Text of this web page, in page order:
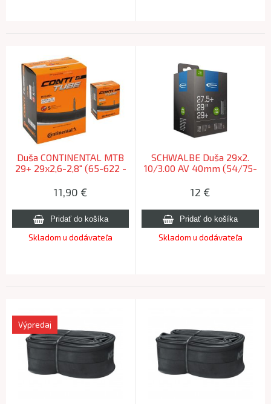
Duša CONTINENTAL MTB
29+ 29x2,6-2,8" (65-622 -
40mm
11,90 €
Skladom u dodávateľa
SCHWALBE Duša 29x2.
10/3.00 AV 40mm (54/75-
12 €
Skladom u dodávateľa
Výpredaj